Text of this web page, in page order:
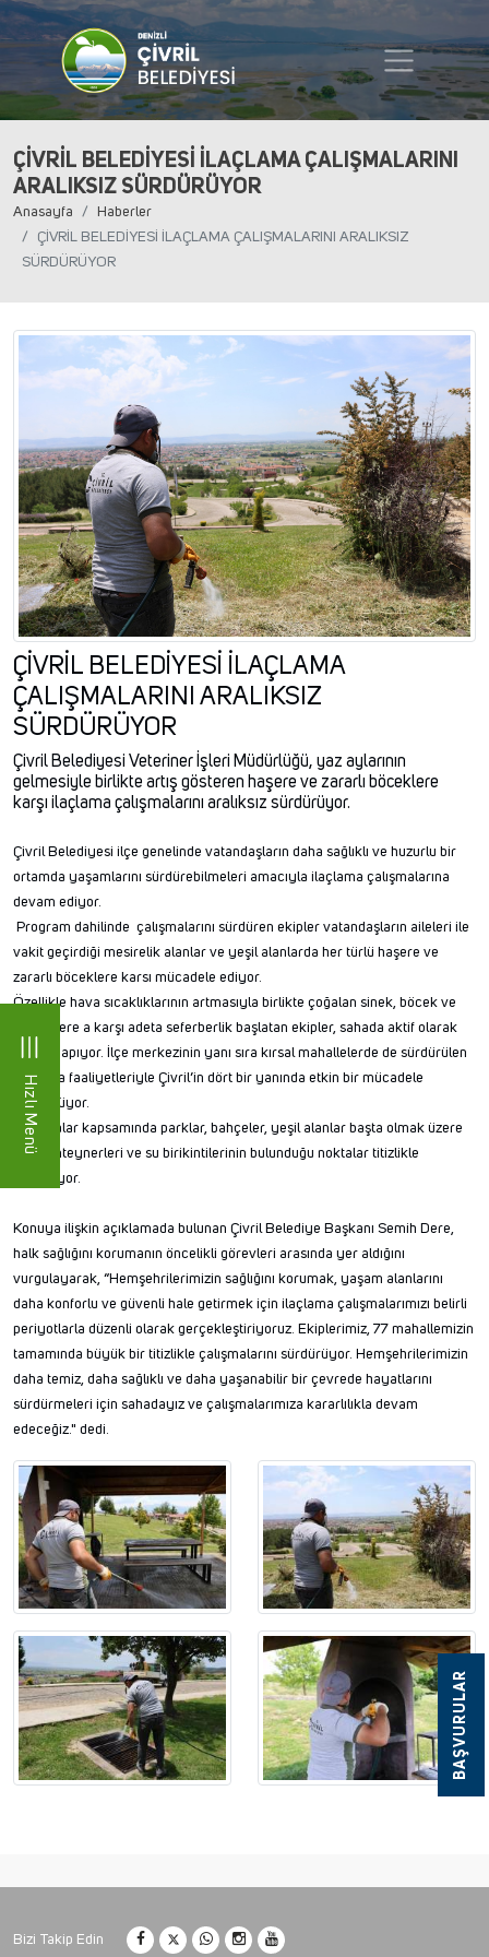
Hızlı Menü
BAŞVURULAR
ÇİVRİL BELEDİYESİ İLAÇLAMA ÇALIŞMALARINI
ARALIKSIZ SÜRDÜRÜYOR
Anasayfa
Haberler
ÇİVRİL BELEDİYESİ İLAÇLAMA ÇALIŞMALARINI ARALIKSIZ
SÜRDÜRÜYOR
ÇİVRİL BELEDİYESİ İLAÇLAMA
ÇALIŞMALARINI ARALIKSIZ
SÜRDÜRÜYOR
Çivril Belediyesi Veteriner İşleri Müdürlüğü, yaz aylarının
gelmesiyle birlikte artış gösteren haşere ve zararlı böceklere
karşı ilaçlama çalışmalarını aralıksız sürdürüyor.
Çivril Belediyesi ilçe genelinde vatandaşların daha sağlıklı ve huzurlu bir
ortamda yaşamlarını sürdürebilmeleri amacıyla ilaçlama çalışmalarına
devam ediyor.
Program dahilinde çalışmalarını sürdüren ekipler vatandaşların aileleri ile
vakit geçirdiği mesirelik alanlar ve yeşil alanlarda her türlü haşere ve
zararlı böceklere karsı mücadele ediyor.
Özellikle hava sıcaklıklarının artmasıyla birlikte çoğalan sinek, böcek ve
haşerelere a karşı adeta seferberlik başlatan ekipler, sahada aktif olarak
görev yapıyor. İlçe merkezinin yanı sıra kırsal mahallelerde de sürdürülen
ilaçlama faaliyetleriyle Çivril’in dört bir yanında etkin bir mücadele
yürütülüyor.
Çalışmalar kapsamında parklar, bahçeler, yeşil alanlar başta olmak üzere
çöp konteynerleri ve su birikintilerinin bulunduğu noktalar titizlikle
ilaçlanıyor.
Konuya ilişkin açıklamada bulunan Çivril Belediye Başkanı Semih Dere,
halk sağlığını korumanın öncelikli görevleri arasında yer aldığını
vurgulayarak, “Hemşehrilerimizin sağlığını korumak, yaşam alanlarını
daha konforlu ve güvenli hale getirmek için ilaçlama çalışmalarımızı belirli
periyotlarla düzenli olarak gerçekleştiriyoruz. Ekiplerimiz, 77 mahallemizin
tamamında büyük bir titizlikle çalışmalarını sürdürüyor. Hemşehrilerimizin
daha temiz, daha sağlıklı ve daha yaşanabilir bir çevrede hayatlarını
sürdürmeleri için sahadayız ve çalışmalarımıza kararlılıkla devam
edeceğiz." dedi.
Bizi Takip Edin